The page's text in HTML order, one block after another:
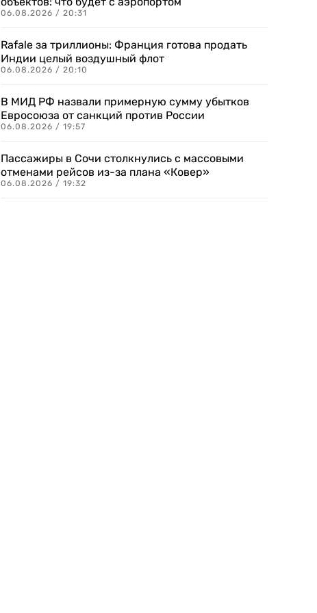
06.08.2026 / 20:31
Rafale за триллионы: Франция готова продать
Индии целый воздушный флот
06.08.2026 / 20:10
В МИД РФ назвали примерную сумму убытков
Евросоюза от санкций против России
06.08.2026 / 19:57
Пассажиры в Сочи столкнулись с массовыми
отменами рейсов из-за плана «Ковер»
06.08.2026 / 19:32